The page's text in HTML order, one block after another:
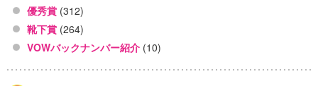
優秀賞 (312)
靴下賞 (264)
VOWバックナンバー紹介 (10)